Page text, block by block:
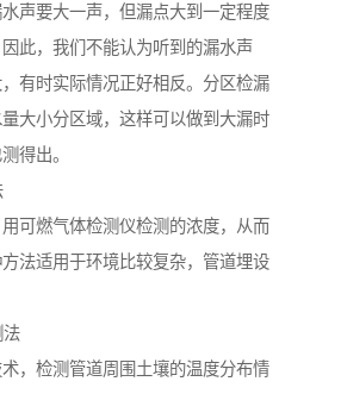
声要大一声，但漏点大到一定程度
此，我们不能认为听到的漏水声
有时实际情况正好相反。分区检漏
大小分区域，这样可以做到大漏时
得出。
可燃气体检测仪检测的浓度，从而
法适用于环境比较复杂，管道埋设
法
，检测管道周围土壤的温度分布情